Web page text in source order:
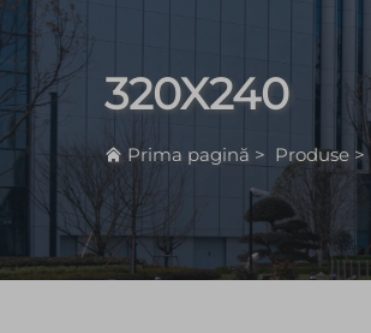
320X240
Prima pagină > Produse >